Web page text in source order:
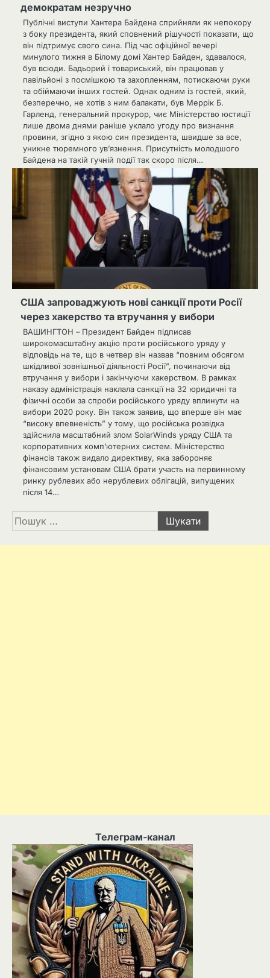
демократам незручно
Публічні виступи Хантера Байдена сприйняли як непокору
з боку президента, який сповнений рішучості показати, що
він підтримує свого сина. Під час офіційної вечері
минулого тижня в Білому домі Хантер Байден, здавалося,
був всюди. Бадьорий і товариський, він працював у
павільйоні з посмішкою та захопленням, потискаючи руки
та обіймаючи інших гостей. Однак одним із гостей, який,
безперечно, не хотів з ним балакати, був Меррік Б.
Гарленд, генеральний прокурор, чиє Міністерство юстиції
лише двома днями раніше уклало угоду про визнання
провини, згідно з якою син президента, швидше за все,
уникне тюремного ув’язнення. Присутність молодшого
Байдена на такій гучній події так скоро після…
США запроваджують нові санкції проти Росії
через хакерство та втручання у вибори
ВАШИНГТОН – Президент Байден підписав
широкомасштабну акцію проти російського уряду у
відповідь на те, що в четвер він назвав “повним обсягом
шкідливої ​​зовнішньої діяльності Росії”, починаючи від
втручання у вибори і закінчуючи хакерством. В рамках
наказу адміністрація наклала санкції на 32 юридичні та
фізичні особи за спроби російського уряду вплинути на
вибори 2020 року. Він також заявив, що вперше він має
“високу впевненість” у тому, що російська розвідка
здійснила масштабний злом SolarWinds уряду США та
корпоративних комп’ютерних систем. Міністерство
фінансів також видало директиву, яка забороняє
фінансовим установам США брати участь на первинному
ринку рублевих або нерублевих облігацій, випущених
після 14…
Пошук:
Телеграм-канал